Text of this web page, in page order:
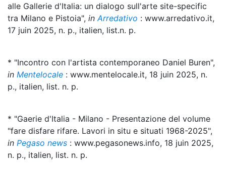
alle Gallerie d'Italia: un dialogo sull'arte site-specific
tra Milano e Pistoia", in Arredativo : www.arredativo.it,
17 juin 2025, n. p., italien, list.n. p.
* "Incontro con l'artista contemporaneo Daniel Buren",
in Mentelocale : www.mentelocale.it, 18 juin 2025, n.
p., italien, list. n. p.
* "Gaerie d'Italia - Milano - Presentazione del volume
"fare disfare rifare. Lavori in situ e situati 1968-2025",
in Pegaso news : www.pegasonews.info, 18 juin 2025,
n. p., italien, list. n. p.